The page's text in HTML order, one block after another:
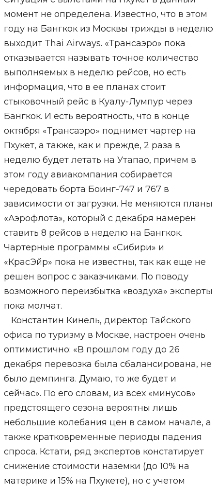
момент не определена. Известно, что в этом
году на Бангкок из Москвы трижды в неделю
выходит Thai Airways. «Трансаэро» пока
отказывается называть точное количество
выполняемых в неделю рейсов, но есть
информация, что в ее планах стоит
стыковочный рейс в Куалу-Лумпур через
Бангкок. И есть вероятность, что в конце
октября «Трансаэро» поднимет чартер на
Пхукет, а также, как и прежде, 2 раза в
неделю будет летать на Утапао, причем в
этом году авиакомпания собирается
чередовать борта Боинг-747 и 767 в
зависимости от загрузки. Не меняются планы
«Аэрофлота», который с декабря намерен
ставить 8 рейсов в неделю на Бангкок.
Чартерные программы «Сибири» и
«КрасЭйр» пока не известны, так как еще не
решен вопрос с заказчиками. По поводу
возможного переизбытка «воздуха» эксперты
пока молчат.
Константин Кинель, директор Тайского
офиса по туризму в Москве, настроен очень
оптимистично: «В прошлом году до 26
декабря перевозка была сбалансирована, не
было демпинга. Думаю, то же будет и
сейчас». По его словам, из всех «минусов»
предстоящего сезона вероятны лишь
небольшие колебания цен в самом начале, а
также кратковременные периоды падения
спроса. Кстати, ряд экспертов констатирует
снижение стоимости наземки (до 10% на
материке и 15% на Пхукете), но с учетом